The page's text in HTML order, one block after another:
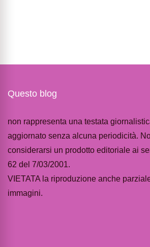
Questo blog
non rappresenta una testata
aggiornato senza alcuna periodicità.
considerarsi un prodotto editoriale ai
62 del 7/03/2001.
VIETATA la riproduzione anche
immagini.